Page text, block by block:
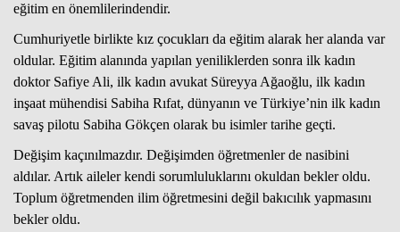
eğitim en önemlilerindendir.
Cumhuriyetle birlikte kız çocukları da eğitim alarak her alanda var
oldular. Eğitim alanında yapılan yeniliklerden sonra ilk kadın
doktor Safiye Ali, ilk kadın avukat Süreyya Ağaoğlu, ilk kadın
inşaat mühendisi Sabiha Rıfat, dünyanın ve Türkiye’nin ilk kadın
savaş pilotu Sabiha Gökçen olarak bu isimler tarihe geçti.
Değişim kaçınılmazdır. Değişimden öğretmenler de nasibini
aldılar. Artık aileler kendi sorumluluklarını okuldan bekler oldu.
Toplum öğretmenden ilim öğretmesini değil bakıcılık yapmasını
bekler oldu.